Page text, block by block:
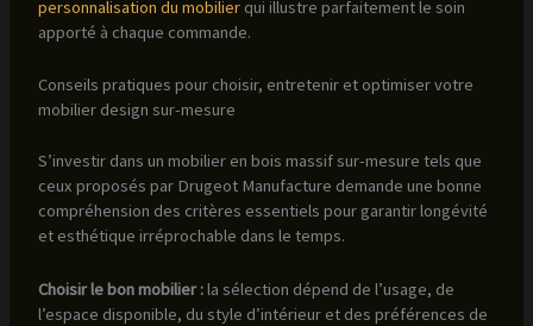
personnalisation du mobilierqui illustre parfaitement le soin
apporté à chaque commande.
Conseils pratiques pour choisir, entretenir et optimiser votre
mobilier design sur-mesure
S’investir dans un mobilier en bois massif sur-mesure tels que
ceux proposés par Drugeot Manufacture demande une bonne
compréhension des critères essentiels pour garantir longévité
et esthétique irréprochable dans le temps.
Choisir le bon mobilier :la sélection dépend de l’usage, de
l’espace disponible, du style d’intérieur et des préférences de